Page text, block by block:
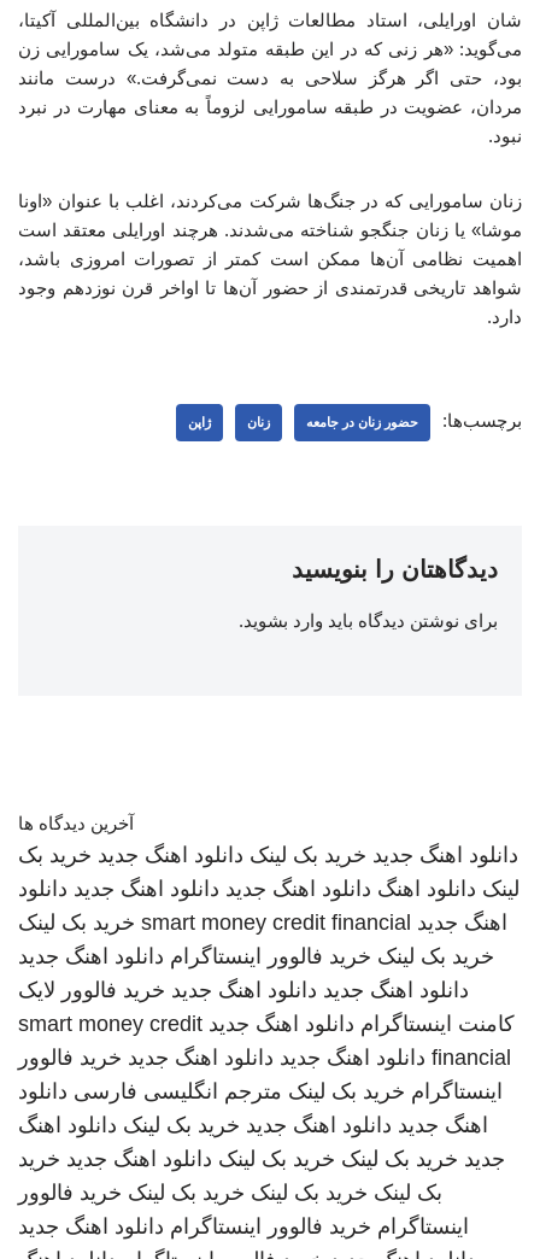
شان اورایلی، استاد مطالعات ژاپن در دانشگاه بین‌المللی آکیتا،
می‌گوید: «هر زنی که در این طبقه متولد می‌شد، یک سامورایی زن
بود، حتی اگر هرگز سلاحی به دست نمی‌گرفت.» درست مانند
مردان، عضویت در طبقه سامورایی لزوماً به معنای مهارت در نبرد
نبود.
زنان سامورایی که در جنگ‌ها شرکت می‌کردند، اغلب با عنوان «اونا
موشا» یا زنان جنگجو شناخته می‌شدند. هرچند اورایلی معتقد است
اهمیت نظامی آن‌ها ممکن است کمتر از تصورات امروزی باشد،
شواهد تاریخی قدرتمندی از حضور آن‌ها تا اواخر قرن نوزدهم وجود
دارد.
برچسب‌ها: حضور زنان در جامعه زنان ژاپن
دیدگاهتان را بنویسید
برای نوشتن دیدگاه باید وارد بشوید.
آخرین دیدگاه ها
دانلود اهنگ جدید خرید بک لینک دانلود اهنگ جدید خرید بک
لینک دانلود اهنگ دانلود اهنگ جدید دانلود اهنگ جدید دانلود
اهنگ جدید smart money credit financial خرید بک لینک
خرید بک لینک خرید فالوور اینستاگرام دانلود اهنگ جدید
دانلود اهنگ جدید دانلود اهنگ جدید خرید فالوور لایک
کامنت اینستاگرام دانلود اهنگ جدید smart money credit
financial دانلود اهنگ جدید دانلود اهنگ جدید خرید فالوور
اینستاگرام خرید بک لینک مترجم انگلیسی فارسی دانلود
اهنگ جدید دانلود اهنگ جدید خرید بک لینک دانلود اهنگ
جدید خرید بک لینک خرید بک لینک دانلود اهنگ جدید خرید
بک لینک خرید بک لینک خرید بک لینک خرید فالوور
اینستاگرام خرید فالوور اینستاگرام دانلود اهنگ جدید